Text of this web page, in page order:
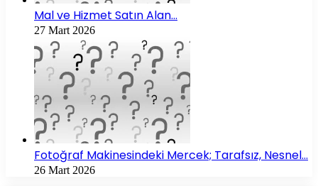
Mal ve Hizmet Satın Alan…
27 Mart 2026
Fotoğraf Makinesindeki Mercek; Tarafsız, Nesnel…
26 Mart 2026